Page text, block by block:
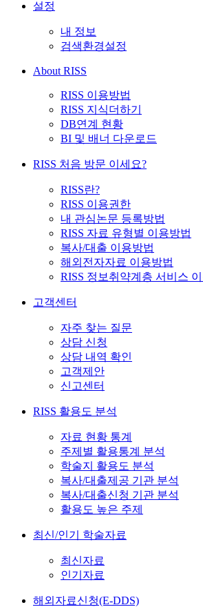
설정
내 정보
검색환경설정
About RISS
RISS 이용방법
RISS 지식더하기
DB연계 현황
BI 및 배너 다운로드
RISS 처음 방문 이세요?
RISS란?
RISS 이용권한
내 관심논문 등록방법
RISS 자료 유형별 이용방법
복사/대출 이용방법
해외전자자료 이용방법
RISS 정보취약계층 서비스
고객센터
자주 찾는 질문
상담 신청
상담 내역 확인
고객제안
신고센터
RISS 활용도 분석
자료 현황 통계
주제별 활용통계 분석
학술지 활용도 분석
복사/대출제공 기관 분석
복사/대출신청 기관 분석
활용도 높은 주제
최신/인기 학술자료
최신자료
인기자료
해외자료신청(E-DDS)